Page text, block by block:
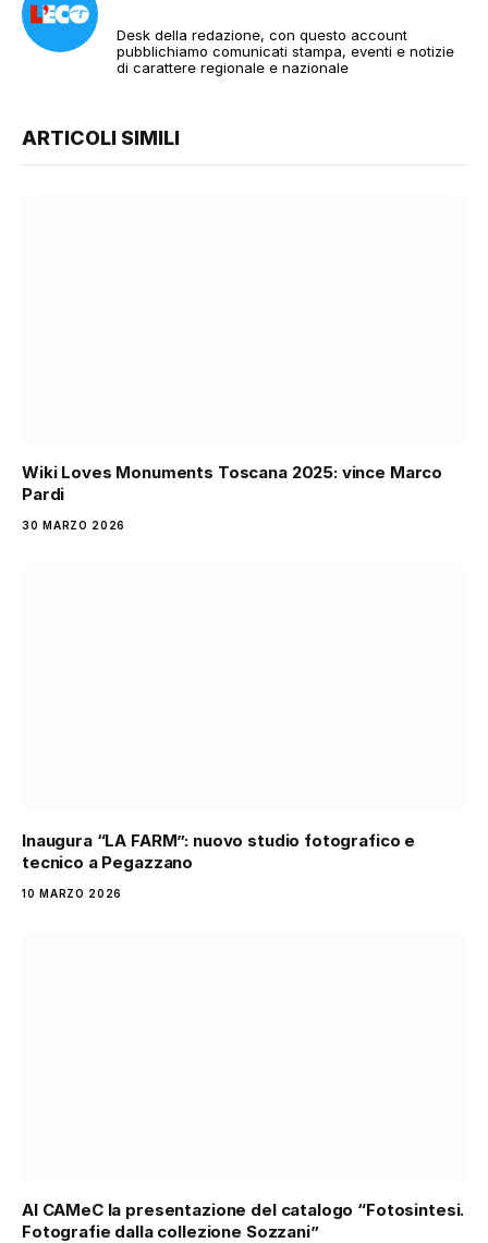
Desk della redazione, con questo account
pubblichiamo comunicati stampa, eventi e notizie
di carattere regionale e nazionale
ARTICOLI SIMILI
Wiki Loves Monuments Toscana 2025: vince Marco
Pardi
30 MARZO 2026
Inaugura “LA FARM”: nuovo studio fotografico e
tecnico a Pegazzano
10 MARZO 2026
Al CAMeC la presentazione del catalogo “Fotosintesi.
Fotografie dalla collezione Sozzani”